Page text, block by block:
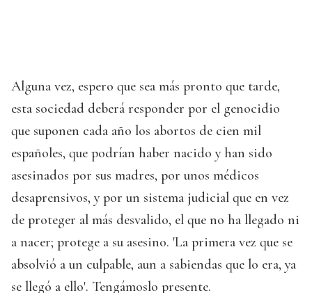
Alguna vez, espero que sea más pronto que tarde,
esta sociedad deberá responder por el genocidio
que suponen cada año los abortos de cien mil
españoles, que podrían haber nacido y han sido
asesinados por sus madres, por unos médicos
desaprensivos, y por un sistema judicial que en vez
de proteger al más desvalido, el que no ha llegado ni
a nacer; protege a su asesino. 'La primera vez que se
absolvió a un culpable, aun a sabiendas que lo era, ya
se llegó a ello'. Tengámoslo presente.